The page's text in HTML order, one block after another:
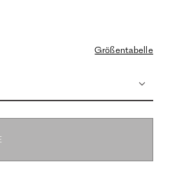
Größentabelle